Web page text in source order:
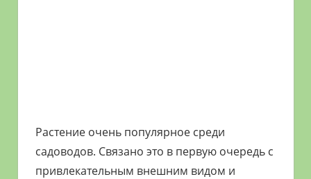
Растение очень популярное среди
садоводов. Связано это в первую очередь с
привлекательным внешним видом и